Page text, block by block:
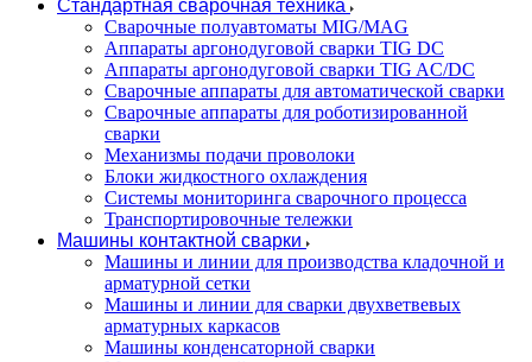
Стандартная сварочная техника
Сварочные полуавтоматы MIG/MAG
Аппараты аргонодуговой сварки TIG DC
Аппараты аргонодуговой сварки TIG AC/DC
Сварочные аппараты для автоматической сварки
Сварочные аппараты для роботизированной
сварки
Механизмы подачи проволоки
Блоки жидкостного охлаждения
Системы мониторинга сварочного процесса
Транспортировочные тележки
Машины контактной сварки
Машины и линии для производства кладочной и
арматурной сетки
Машины и линии для сварки двухветвевых
арматурных каркасов
Машины конденсаторной сварки